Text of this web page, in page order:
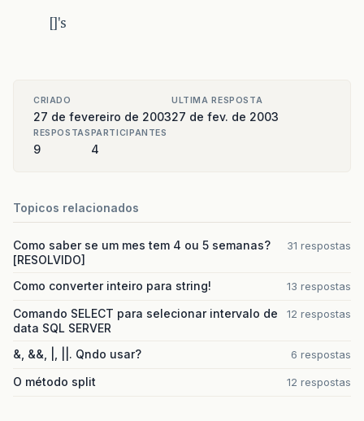
[]'s
CRIADO
27 de fevereiro de 2003
ULTIMA RESPOSTA
27 de fev. de 2003
RESPOSTAS
9
PARTICIPANTES
4
Topicos relacionados
Como saber se um mes tem 4 ou 5 semanas?
[RESOLVIDO]
31 respostas
Como converter inteiro para string! 13 respostas
Comando SELECT para selecionar intervalo de
data SQL SERVER
12 respostas
&, &&, |, ||. Qndo usar? 6 respostas
O método split 12 respostas